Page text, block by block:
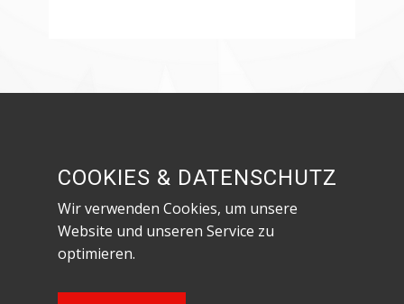
Datenschutzerklärung & Impressum
COOKIES & DATENSCHUTZ
Wir verwenden Cookies, um unsere
Website und unseren Service zu
optimieren.